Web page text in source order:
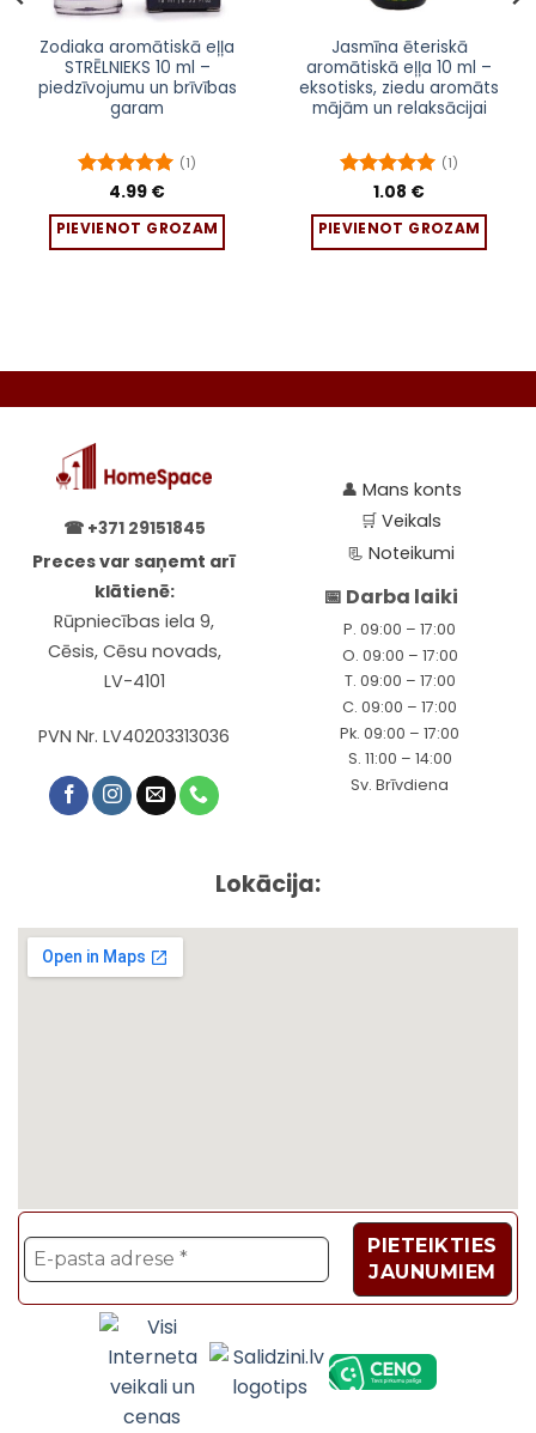
Zodiaka aromātiskā eļļa
STRĒLNIEKS 10 ml –
piedzīvojumu un brīvības
garam
Novērtēts
(1)
4.99 €
PIEVIENOT GROZAM
Jasmīna ēteriskā
aromātiskā eļļa 10 ml –
eksotisks, ziedu aromāts
mājām un relaksācijai
Novērtēts
(1)
1.08 €
PIEVIENOT GROZAM
☎ +371 29151845
Preces var saņemt arī
klātienē:
Rūpniecības iela 9,
Cēsis, Cēsu novads,
LV-4101
PVN Nr. LV40203313036
👤 Mans konts
🛒Veikals
📃Noteikumi
📅 Darba laiki
P. 09:00 – 17:00
O. 09:00 – 17:00
T. 09:00 – 17:00
C. 09:00 – 17:00
Pk. 09:00 – 17:00
S. 11:00 – 14:00
Sv. Brīvdiena
Lokācija: